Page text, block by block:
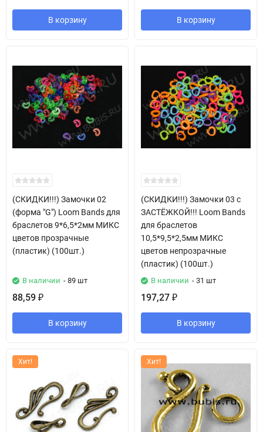
В корзину В корзину
(СКИДКИ!!!) Замочки 02
(форма "G") Loom Bands для
браслетов 9*6,5*2мм МИКС
цветов прозрачные
(пластик) (100шт.)
В наличии - 89 шт
88,59 ₽
В корзину
(СКИДКИ!!!) Замочки 03 с
ЗАСТЁЖКОЙ!!! Loom Bands
для браслетов
10,5*9,5*2,5мм МИКС
цветов непрозрачные
(пластик) (100шт.)
В наличии - 31 шт
197,27 ₽
В корзину
Хит! Хит!